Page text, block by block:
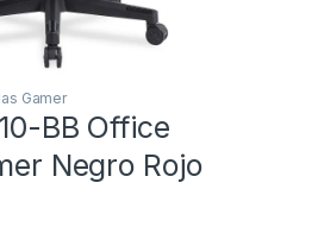
Gamer
BB Office
Negro Rojo